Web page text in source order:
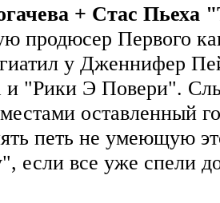
+ Стас Пьеха
продюсер Первого
у Дженнифер
"Рики Э Повери".
оставленный
петь не умеющую
если все уже спели